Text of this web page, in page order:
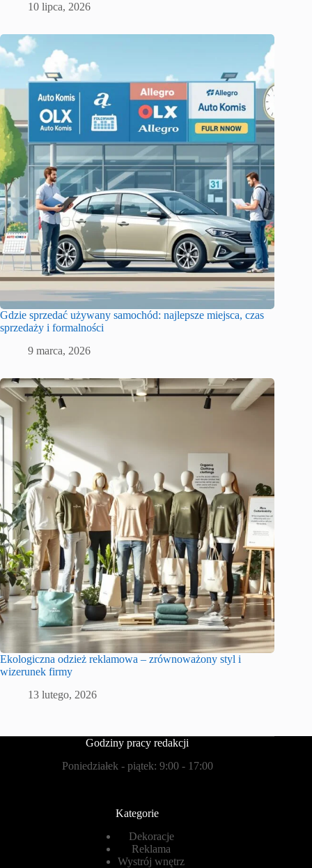
10 lipca, 2026
Gdzie sprzedać używany samochód: najlepsze miejsca, czas
sprzedaży i formalności
9 marca, 2026
Ekologiczna odzież reklamowa – zrównoważony styl i
wizerunek firmy
13 lutego, 2026
Godziny pracy redakcji
Poniedziałek - piątek: 9:00 - 17:00
Kategorie
Dekoracje
Reklama
Wystrój wnętrz